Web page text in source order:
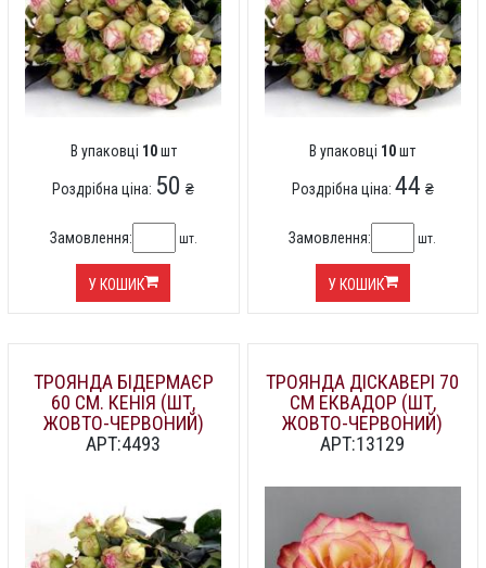
В упаковці 10шт
Роздрібна ціна: 50 ₴
Замовлення: шт.
У КОШИК
В упаковці 10шт
Роздрібна ціна: 44 ₴
Замовлення: шт.
У КОШИК
ТРОЯНДА БІДЕРМАЄР
60 СМ. КЕНІЯ (ШТ,
ЖОВТО-ЧЕРВОНИЙ)
АРТ:4493
ТРОЯНДА ДІСКАВЕРІ 70
СМ ЕКВАДОР (ШТ,
ЖОВТО-ЧЕРВОНИЙ)
АРТ:13129